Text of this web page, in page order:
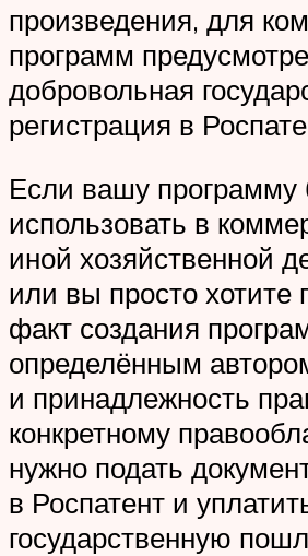
произведения, для
программ
добровольная
регистрация в
Если вашу программу
использовать в
иной хозяйственной
или вы просто хотите
факт создания
определённым
и принадлежность
конкретному
нужно подать
в Роспатент и
государственную